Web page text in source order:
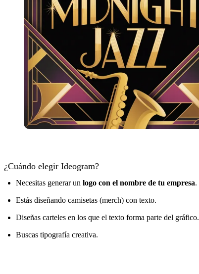
¿Cuándo elegir Ideogram?
Necesitas generar un logo con el nombre de tu empresa.
Estás diseñando camisetas (merch) con texto.
Diseñas carteles en los que el texto forma parte del gráfico.
Buscas tipografía creativa.